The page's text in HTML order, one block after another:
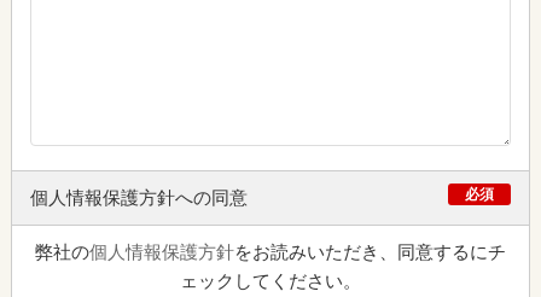
個人情報保護方針への同意 必須
弊社の個人情報保護方針をお読みいただき、同意するにチ
ェックしてください。